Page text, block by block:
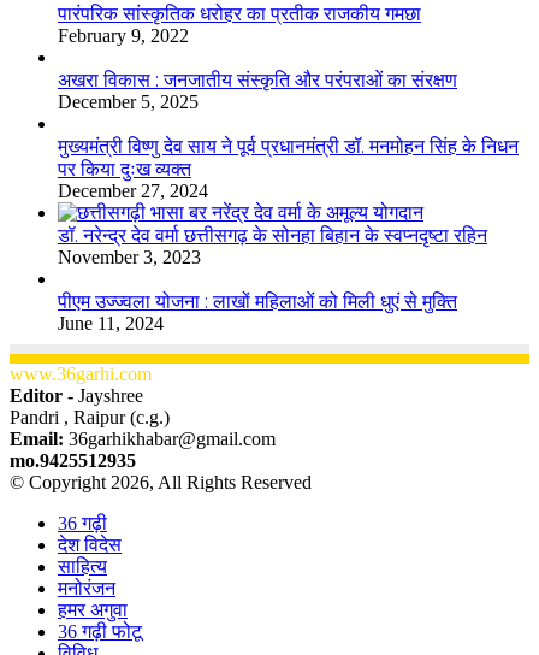
​​​​​​​पारंपरिक सांस्कृतिक धरोहर का प्रतीक राजकीय गमछा
February 9, 2022
अखरा विकास : जनजातीय संस्कृति और परंपराओं का संरक्षण
December 5, 2025
मुख्यमंत्री विष्णु देव साय ने पूर्व प्रधानमंत्री डॉ. मनमोहन सिंह के निधन
पर किया दुःख व्यक्त
December 27, 2024
डॉ. नरेन्द्र देव वर्मा छत्तीसगढ़ के सोनहा बिहान के स्वप्नदृष्टा रहिन
November 3, 2023
पीएम उज्ज्वला योजना : लाखों महिलाओं को मिली धुएं से मुक्ति
June 11, 2024
www.36garhi.com
Editor - Jayshree
Pandri , Raipur (c.g.)
Email: 36garhikhabar@gmail.com
mo.9425512935
© Copyright 2026, All Rights Reserved
36 गढ़ी
देश विदेस
साहित्य
मनोरंजन
हमर अगुवा
36 गढ़ी फोटू